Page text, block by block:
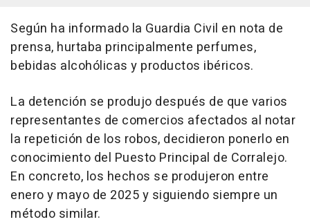
Según ha informado la Guardia Civil en nota de
prensa, hurtaba principalmente perfumes,
bebidas alcohólicas y productos ibéricos.
La detención se produjo después de que varios
representantes de comercios afectados al notar
la repetición de los robos, decidieron ponerlo en
conocimiento del Puesto Principal de Corralejo.
En concreto, los hechos se produjeron entre
enero y mayo de 2025 y siguiendo siempre un
método similar.